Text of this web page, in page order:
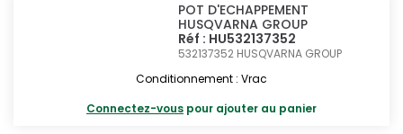
POT D'ECHAPPEMENT
HUSQVARNA GROUP
Réf : HU532137352
532137352 HUSQVARNA GROUP
Conditionnement : Vrac
Connectez-vous pour ajouter au panier